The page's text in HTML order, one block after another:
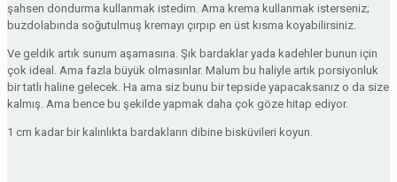
şahsen dondurma kullanmak istedim. Ama krema kullanmak isterseniz;
buzdolabında soğutulmuş kremayı çırpıp en üst kısma koyabilirsiniz.
Ve geldik artık sunum aşamasına. Şık bardaklar yada kadehler bunun için
çok ideal. Ama fazla büyük olmasınlar. Malum bu haliyle artık porsiyonluk
bir tatlı haline gelecek. Ha ama siz bunu bir tepside yapacaksanız o da size
kalmış. Ama bence bu şekilde yapmak daha çok göze hitap ediyor.
1 cm kadar bir kalınlıkta bardakların dibine bisküvileri koyun.